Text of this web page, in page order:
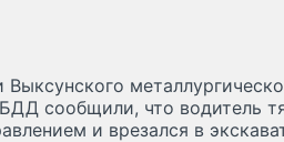
сообщили, что водитель
и врезался в